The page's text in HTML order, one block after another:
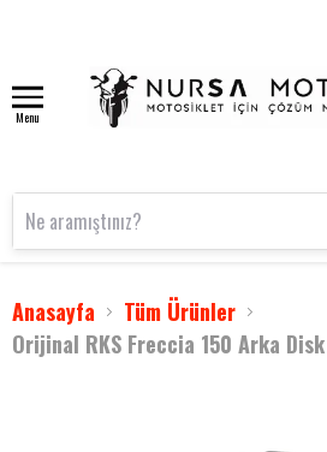
Menu
Anasayfa
Tüm Ürünler
Orijinal RKS Freccia 150 Arka Disk